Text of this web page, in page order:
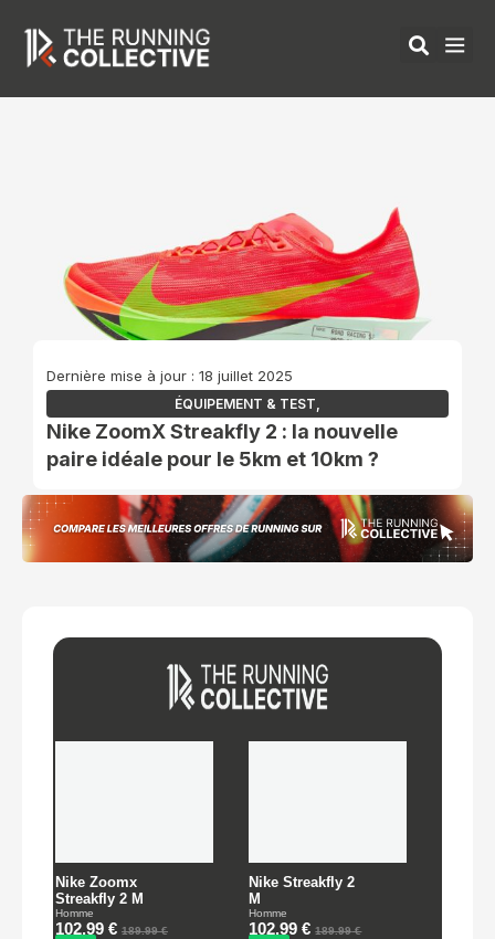
contenu
Dernière mise à jour : 18 juillet 2025
ÉQUIPEMENT & TEST
Nike ZoomX Streakfly 2 : la nouvelle
paire idéale pour le 5km et 10km ?